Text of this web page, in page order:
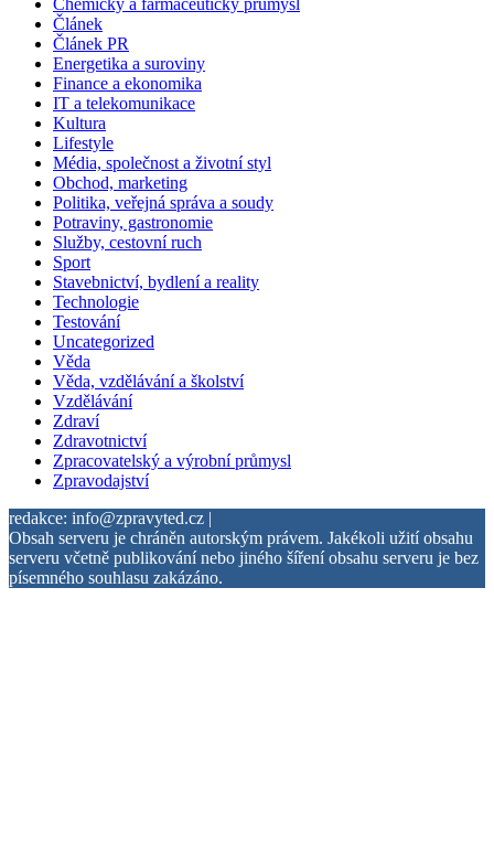
Článek
Článek PR
Energetika a suroviny
Finance a ekonomika
IT a telekomunikace
Kultura
Lifestyle
Média, společnost a životní styl
Obchod, marketing
Politika, veřejná správa a soudy
Potraviny, gastronomie
Služby, cestovní ruch
Sport
Stavebnictví, bydlení a reality
Technologie
Testování
Uncategorized
Věda
Věda, vzdělávání a školství
Vzdělávání
Zdraví
Zdravotnictví
Zpracovatelský a výrobní průmysl
Zpravodajství
redakce: info@zpravyted.cz |
Obsah serveru je chráněn autorským právem. Jakékoli užití obsahu
serveru včetně publikování nebo jiného šíření obsahu serveru je bez
písemného souhlasu zakázáno.